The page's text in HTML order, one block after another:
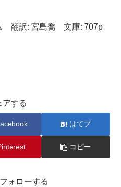
翻訳: 宮島喬 文庫: 707p
アする
はてブ
コピー
ォローする